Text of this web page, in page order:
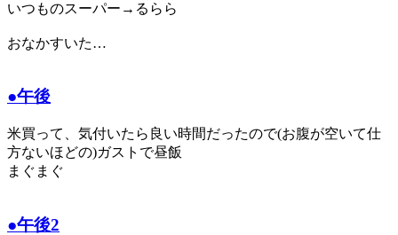
いつものスーパー→るらら
おなかすいた…
●午後
米買って、気付いたら良い時間だったので(お腹が空いて仕
方ないほどの)ガストで昼飯
まぐまぐ
●午後2